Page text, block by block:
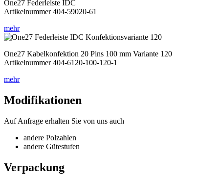
One27 Federleiste IDC
Artikelnummer 404-59020-61
mehr
One27 Kabelkonfektion 20 Pins 100 mm Variante 120
Artikelnummer 404-6120-100-120-1
mehr
Modifikationen
Auf Anfrage erhalten Sie von uns auch
andere Polzahlen
andere Gütestufen
Verpackung